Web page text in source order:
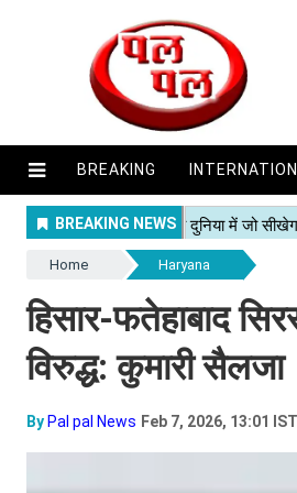
BREAKING
Home Haryana
हिसार-फतेहाबाद
विरुद्ध: कुमारी सैलजा
By Pal pal News Feb 7, 2026, 13:01 IST